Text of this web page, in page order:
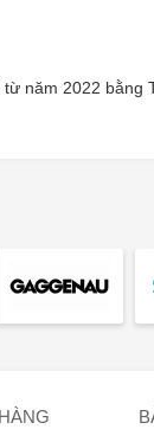
năm 2022 bằng